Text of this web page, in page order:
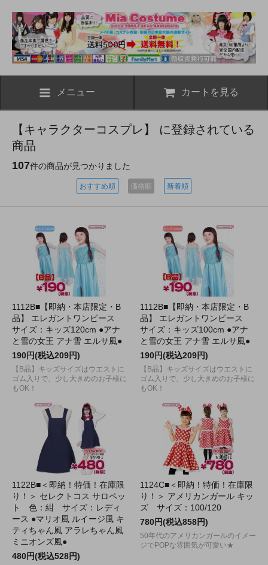
メニュー カートを見る
【キャラクターコスプレ】 に登録されている
商品
107件の商品が見つかりました
おすすめ順 価格順 新着順
1112B■【即納・本店限定・B
品】 エレガントワンピース
サイズ：キッズ120cm ●アナ
と雪の女王 アナ雪 エルサ風●
190円(税込209円)
【B品】キッズサイズはウエストに
ゴム入りで、少し大きめのお子様に
もOK！
1112B■【即納・本店限定・B
品】 エレガントワンピース
サイズ：キッズ100cm ●アナ
と雪の女王 アナ雪 エルサ風●
190円(税込209円)
【B品】キッズサイズはウエストに
ゴム入りで、少し大きめのお子様に
もOK！
1122B■＜即納！特価！在庫限
り！＞ セレクトコス サロペッ
ト 色：紺 サイズ：レディ
ース ●マリオ風 ルイージ風 キ
ティちゃん風 アラレちゃん風
ミニオンズ風●
480円(税込528円)
1124C■＜即納！特価！在庫限
り！＞ アメリカンガール キッ
ズ サイズ：100/120
780円(税込858円)
50年代のアメリカンガールのイメー
ジでPOPな雰囲気が可愛い★